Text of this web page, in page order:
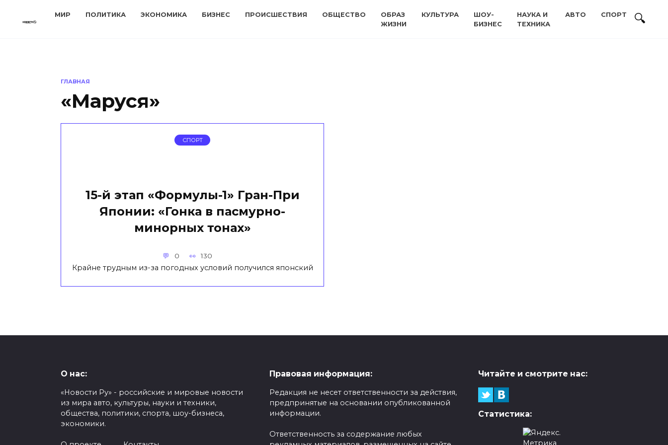
МИР ПОЛИТИКА ЭКОНОМИКА БИЗНЕС ПРОИСШЕСТВИЯ ОБЩЕСТВО
ОБРАЗ
ЖИЗНИ
КУЛЬТУРА
ШОУ-
БИЗНЕС
НАУКА И
ТЕХНИКА
АВТО СПОРТ
ГЛАВНАЯ
«Маруся»
СПОРТ
15-й этап «Формулы-1» Гран-При
Японии: «Гонка в пасмурно-
минорных тонах»
0 130
Крайне трудным из-за погодных условий получился японский
О нас:
«Новости Ру» - российские и мировые новости
из мира авто, культуры, науки и техники,
общества, политики, спорта, шоу-бизнеса,
экономики.
Правовая информация:
Редакция не несет ответственности за действия,
предпринятые на основании опубликованной
информации.
Ответственность за содержание любых
Читайте и смотрите нас:
Статистика: